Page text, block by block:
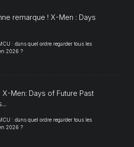
remarque ! X-Men : Days
: dans quel ordre regarder tous les
2026 ?
X-Men: Days of Future Past
: dans quel ordre regarder tous les
2026 ?